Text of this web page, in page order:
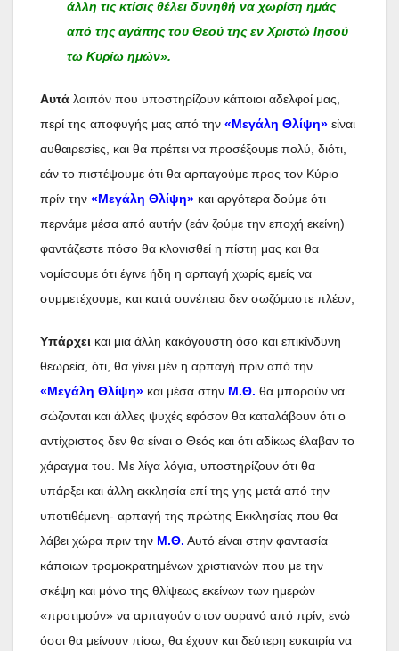
άλλη τις κτίσις θέλει δυνηθή να χωρίση ημάς
από της αγάπης του Θεού της εν Χριστώ Ιησού
τω Κυρίω ημών».
Αυτά λοιπόν που υποστηρίζουν κάποιοι αδελφοί μας,
περί της αποφυγής μας από την «Μεγάλη Θλίψη» είναι
αυθαιρεσίες, και θα πρέπει να προσέξουμε πολύ, διότι,
εάν το πιστέψουμε ότι θα αρπαγούμε προς τον Κύριο
πρίν την «Μεγάλη Θλίψη» και αργότερα δούμε ότι
περνάμε μέσα από αυτήν (εάν ζούμε την εποχή εκείνη)
φαντάζεστε πόσο θα κλονισθεί η πίστη μας και θα
νομίσουμε ότι έγινε ήδη η αρπαγή χωρίς εμείς να
συμμετέχουμε, και κατά συνέπεια δεν σωζόμαστε πλέον;
Υπάρχει και μια άλλη κακόγουστη όσο και επικίνδυνη
θεωρεία, ότι, θα γίνει μέν η αρπαγή πρίν από την
«Μεγάλη Θλίψη» και μέσα στην Μ.Θ. θα μπορούν να
σώζονται και άλλες ψυχές εφόσον θα καταλάβουν ότι ο
αντίχριστος δεν θα είναι ο Θεός και ότι αδίκως έλαβαν το
χάραγμα του. Με λίγα λόγια, υποστηρίζουν ότι θα
υπάρξει και άλλη εκκλησία επί της γης μετά από την –
υποτιθέμενη- αρπαγή της πρώτης Εκκλησίας που θα
λάβει χώρα πριν την Μ.Θ. Αυτό είναι στην φαντασία
κάποιων τρομοκρατημένων χριστιανών που με την
σκέψη και μόνο της θλίψεως εκείνων των ημερών
«προτιμούν» να αρπαγούν στον ουρανό από πρίν, ενώ
όσοι θα μείνουν πίσω, θα έχουν και δεύτερη ευκαιρία να